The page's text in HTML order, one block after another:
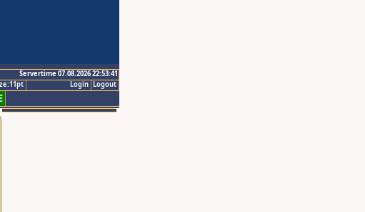
Servertime 07.08.2026 22:53:41
Logout
Login